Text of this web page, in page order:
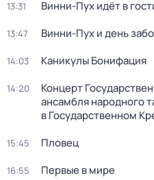
13:31 Винни-Пух идёт в
13:47 Винни-Пух и день
14:03 Каникулы Бонифация
14:20
Концерт
ансамбля народного
в Государственном
15:45 Пловец
16:55 Первые в мире